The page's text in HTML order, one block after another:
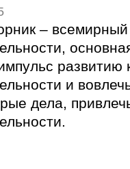
– всемирный
развитию
и
дела,